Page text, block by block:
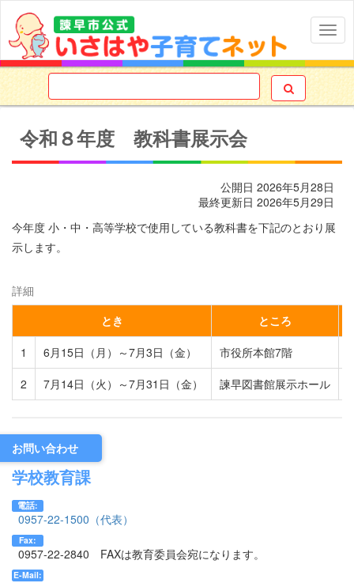

令和８年度 教科書展示会
公開日 2026年5月28日
最終更新日 2026年5月29日
今年度 小・中・高等学校で使用している教科書を下記のとおり展
示します。
詳細
とき
ところ
1
6月15日（月）～7月3日（金） 市役所本館7階
2
7月14日（火）～7月31日（金） 諫早図書館展示ホール
お問い合わせ
学校教育課
電話:
0957‐22‐1500（代表）
Fax:
0957‐22-2840 FAXは教育委員会宛になります。
E-Mail: